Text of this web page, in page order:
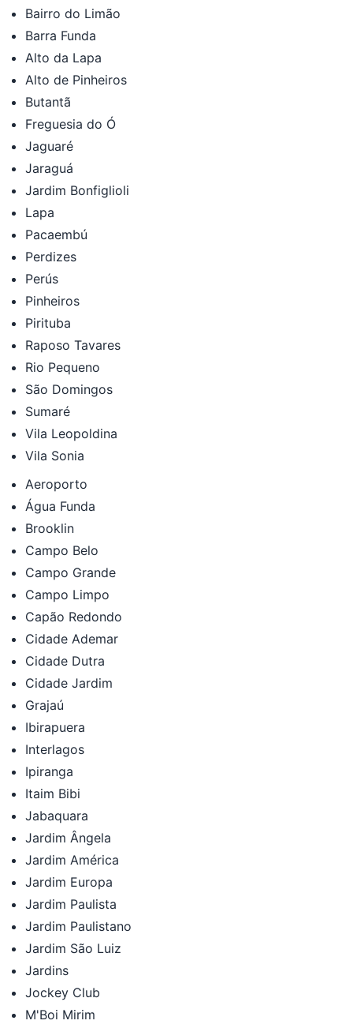
Bairro do Limão
Barra Funda
Alto da Lapa
Alto de Pinheiros
Butantã
Freguesia do Ó
Jaguaré
Jaraguá
Jardim Bonfiglioli
Lapa
Pacaembú
Perdizes
Perús
Pinheiros
Pirituba
Raposo Tavares
Rio Pequeno
São Domingos
Sumaré
Vila Leopoldina
Vila Sonia
Aeroporto
Água Funda
Brooklin
Campo Belo
Campo Grande
Campo Limpo
Capão Redondo
Cidade Ademar
Cidade Dutra
Cidade Jardim
Grajaú
Ibirapuera
Interlagos
Ipiranga
Itaim Bibi
Jabaquara
Jardim Ângela
Jardim América
Jardim Europa
Jardim Paulista
Jardim Paulistano
Jardim São Luiz
Jardins
Jockey Club
M'Boi Mirim